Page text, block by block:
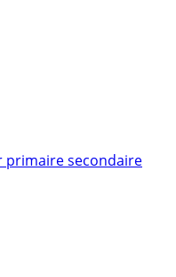
primaire secondaire